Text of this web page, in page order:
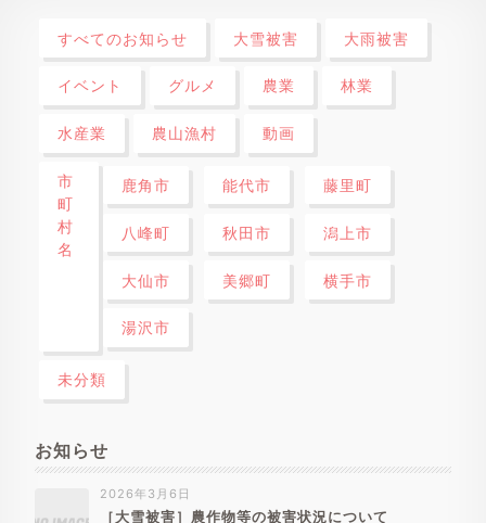
すべてのお知らせ 大雪被害 大雨被害
イベント グルメ 農業 林業
水産業 農山漁村 動画
市
町
村
名
鹿角市 能代市 藤里町
八峰町 秋田市 潟上市
大仙市 美郷町 横手市
湯沢市
未分類
お知らせ
2026年3月6日
［大雪被害］農作物等の被害状況について